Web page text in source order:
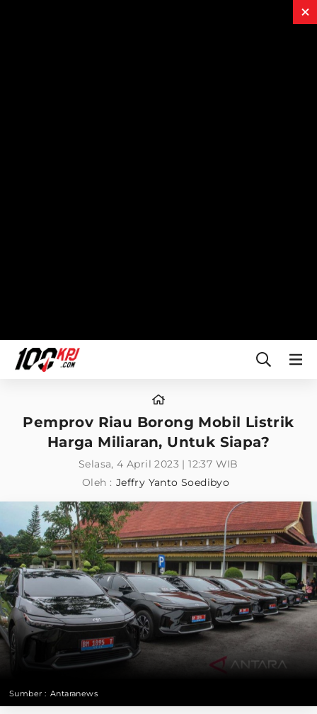
Pemprov Riau Borong Mobil Listrik
Harga Miliaran, Untuk Siapa?
Selasa, 4 April 2023 | 12:37 WIB
Oleh : Jeffry Yanto Soedibyo
Sumber : Antaranews